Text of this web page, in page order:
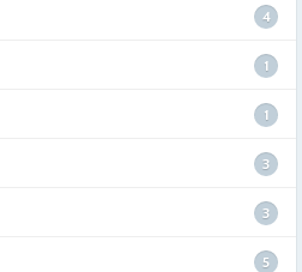
4
1
1
3
3
5